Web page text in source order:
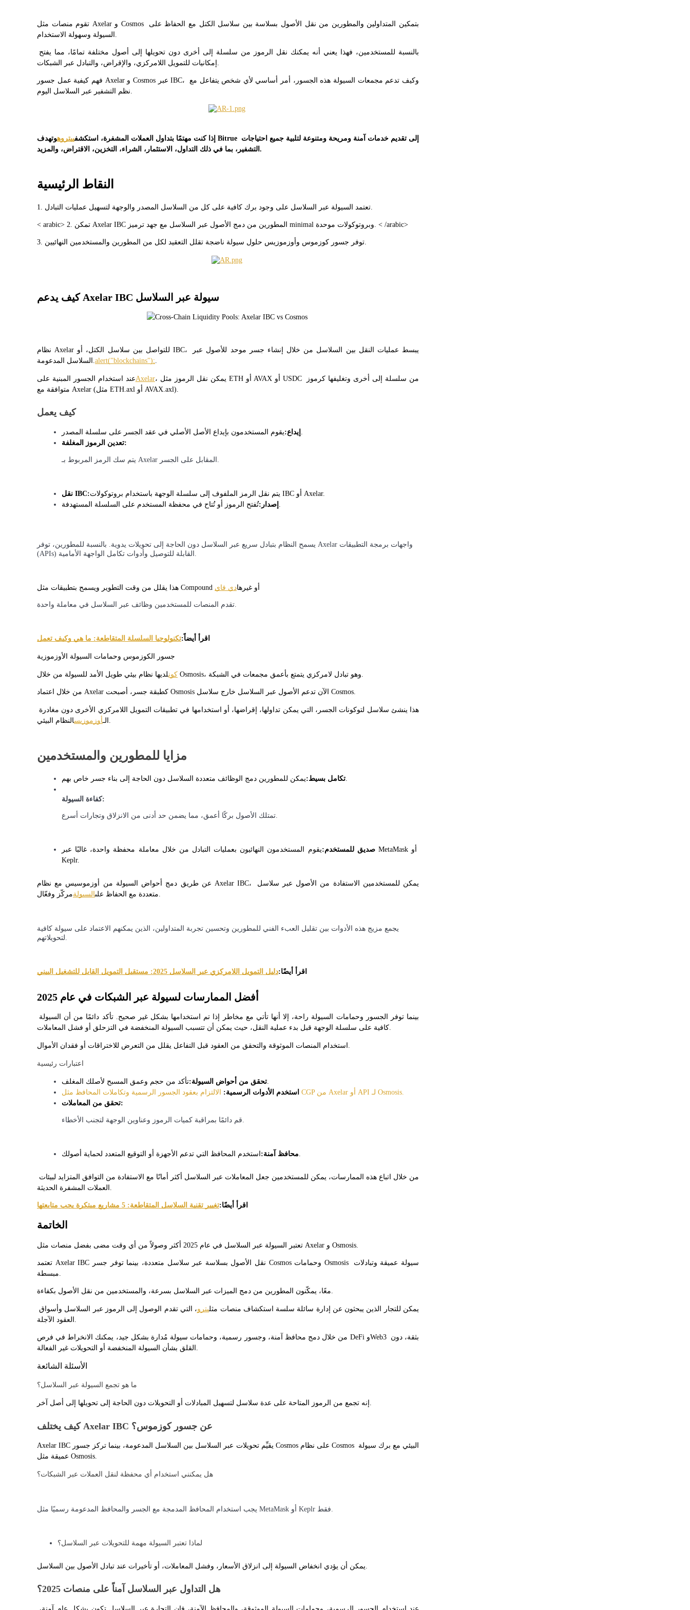
العقود الآجلة لـ COIN-M
العقود الآجلة للعملات المشفرة
العقود الآجلة USDC
العقود الآجلة باستخدام USDC كضمان
نسخ التداول
استمتع بتقاسم الأرباح وعمولات نسخ التداول
مرشد
استراتيجيات التداول
تعلم كيفية البقاء مربحة
خنزير الطاقة
احصل على مكافآت تنافسية يوميًا
التوقيع المساحي
عوائد عالية والوصول الفوري
Launchpool
الرهان المرن لكسب العملات الرقمية الشهيرة
عمليات احتجاز BTR
استثمارات حصرية لحاملي BTR
خدمة الاقتراض المدعومة بالعملات المشفرة
تقوم منصات مثل Axelar و Cosmos بتمكين المتداولين والمطورين من نقل الأصول بسلاسة بين سلاسل الكتل مع الحفاظ على
فهم كيفية عمل جسور Axelar و Cosmos عبر IBC، وكيف تدعم مجمعات السيولة هذه الجسور، أمر أساسي لأي شخص يتفاعل مع
نظم التشفير عبر السلاسل اليوم.
إذا كنت مهتمًا بتداول العملات المشفرة، استكشفبيتروهوتهدف Bitrue إلى تقديم خدمات آمنة ومريحة ومتنوعة لتلبية جميع احتياجات
التشفير، بما في ذلك التداول، الاستثمار، الشراء، التخزين، الاقتراض، والمزيد.
النقاط الرئيسية
< arabic> 2. تمكن Axelar IBC المطورين من دمج الأصول عبر السلاسل مع جهد ترميز minimal وبروتوكولات موحدة. < /arabic>
3. توفر جسور كوزموس وأوزموزيس حلول سيولة ناضجة تقلل التعقيد لكل من المطورين والمستخدمين النهائيين.
كيف يدعم Axelar IBC سيولة عبر السلاسل
نظام Axelar للتواصل بين سلاسل الكتل، أو IBC، يبسط عمليات النقل بين السلاسل من خلال إنشاء جسر موحد للأصول عبر
السلاسل المدعومة.alert("blockchains");.
عند استخدام الجسور المبنية علىAxelar، يمكن نقل الرموز مثل ETH أو AVAX أو USDC من سلسلة إلى أخرى وتغليفها كرموز
متوافقة مع Axelar (مثل ETH.axl أو AVAX.axl).
كيف يعمل
إيداع: يقوم المستخدمون بإيداع الأصل الأصلي في عقد الجسر على سلسلة المصدر.
تعدين الرموز المغلفة:
يتم سك الرمز المربوط بـ Axelar المقابل على الجسر.
نقل IBC:
يتم نقل الرمز الملفوف إلى سلسلة الوجهة باستخدام بروتوكولات IBC أو Axelar.
إصدار: تُفتح الرموز أو تُتاح في محفظة المستخدم على السلسلة المستهدفة.
يسمح النظام بتبادل سريع عبر السلاسل دون الحاجة إلى تحويلات يدوية. بالنسبة للمطورين، توفر Axelar واجهات برمجة التطبيقات
(APIs) القابلة للتوصيل وأدوات تكامل الواجهة الأمامية.
هذا يقلل من وقت التطوير ويسمح بتطبيقات مثل Compound أو غيرهادي فاي
تقدم المنصات للمستخدمين وظائف عبر السلاسل في معاملة واحدة.
اقرأ أيضاً:تكنولوجيا السلسلة المتقاطعة: ما هي وكيف تعمل
جسور الكوزموس وحمامات السيولة الأوزموزية
كون لديها نظام بيئي طويل الأمد للسيولة من خلال Osmosis، وهو تبادل لامركزي يتمتع بأعمق مجمعات في الشبكة.
من خلال اعتماد Axelar كطبقة جسر، أصبحت Osmosis الآن تدعم الأصول عبر السلاسل خارج سلاسل Cosmos.
الـأوزموزيس
مزايا للمطورين والمستخدمين
تكامل بسيط:
كفاءة السيولة:
صديق للمستخدم:يقوم المستخدمون النهائيون بعمليات التبادل من خلال معاملة محفظة واحدة، غالبًا عبر MetaMask أو
Keplr.
عن طريق دمج أحواض السيولة من أوزموسيس مع نظام Axelar IBC، يمكن للمستخدمين الاستفادة من الأصول عبر سلاسل
متعددة مع الحفاظ علىالسيولة
يجمع مزيج هذه الأدوات بين تقليل العبء الفني للمطورين وتحسين تجربة المتداولين، الذين يمكنهم الاعتماد على سيولة كافية
لتحويلاتهم.
اقرأ أيضًا:دليل التمويل اللامركزي عبر السلاسل 2025: مستقبل التمويل القابل للتشغيل البيني
أفضل الممارسات لسيولة عبر الشبكات في عام 2025
كافية على سلسلة الوجهة قبل بدء عملية النقل، حيث يمكن أن تتسبب السيولة المنخفضة في التزحلق أو فشل المعاملات.
اعتبارات رئيسية
تحقق من أحواض السيولة:
استخدم الأدوات الرسمية:
الالتزام بعقود الجسور الرسمية وتكاملات المحافظ مثل CGP من Axelar أو API لـ Osmosis.
تحقق من المعاملات:
محافظ آمنة:
اقرأ أيضًا:تغيير تقنية السلاسل المتقاطعة: 5 مشاريع مبتكرة يجب متابعتها
الخاتمة
تعتبر السيولة عبر السلاسل في عام 2025 أكثر وصولاً من أي وقت مضى بفضل منصات مثل Axelar و Osmosis.
تعتمد Axelar IBC نقل الأصول بسلاسة عبر سلاسل متعددة، بينما توفر جسر Cosmos وحمامات Osmosis سيولة عميقة وتبادلات
مبسطة.
معًا، يمكّنون المطورين من دمج الميزات عبر السلاسل بسرعة، والمستخدمين من نقل الأصول بكفاءة.
يمكن للتجار الذين يبحثون عن إدارة سائلة سلسة استكشاف منصات مثلبترو
من خلال دمج محافظ آمنة، وجسور رسمية، وحمامات سيولة مُدارة بشكل جيد، يمكنك الانخراط في فرص DeFi وWeb3 بثقة، دون
القلق بشأن السيولة المنخفضة أو التحويلات غير الفعالة.
الأسئلة الشائعة
ما هو تجمع السيولة عبر السلاسل؟
إنه تجمع من الرموز المتاحة على عدة سلاسل لتسهيل المبادلات أو التحويلات دون الحاجة إلى تحويلها إلى أصل آخر.
كيف يختلف Axelar IBC عن جسور كوزموس؟
Axelar IBC يقيِّم تحويلات عبر السلاسل بين السلاسل المدعومة، بينما تركز جسور Cosmos على نظام Cosmos البيئي مع برك سيولة
عميقة مثل Osmosis.
هل يمكنني استخدام أي محفظة لنقل العملات عبر الشبكات؟
يجب استخدام المحافظ المدمجة مع الجسر والمحافظ المدعومة رسميًا مثل MetaMask أو Keplr فقط.
لماذا تعتبر السيولة مهمة للتحويلات عبر السلاسل؟
يمكن أن يؤدي انخفاض السيولة إلى انزلاق الأسعار، وفشل المعاملات، أو تأخيرات عند تبادل الأصول بين السلاسل.
هل التداول عبر السلاسل آمناً على منصات 2025؟